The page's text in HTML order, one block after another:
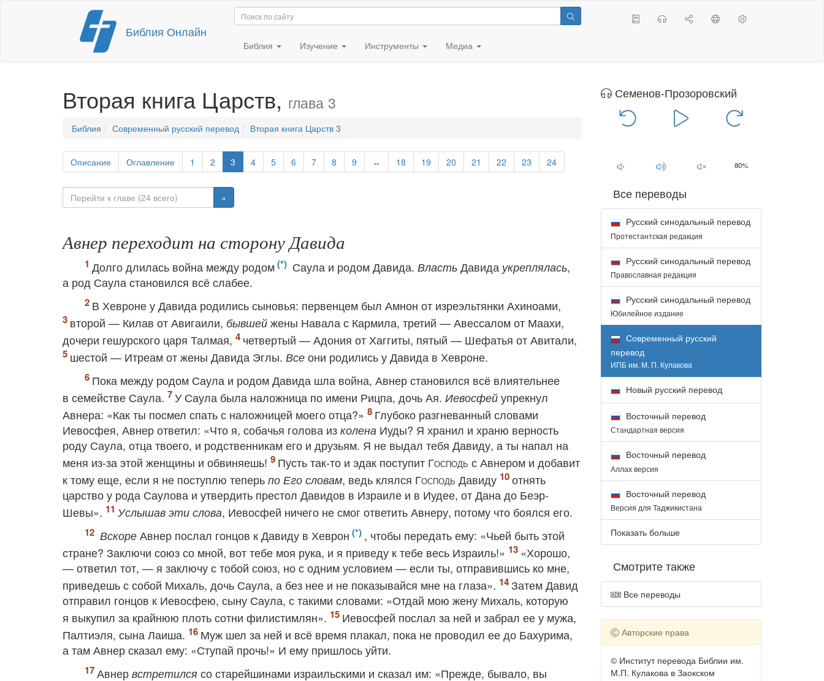
Перейти
содержимому
Библия Онлайн
Библия Изучение Инструменты Медиа
Вторая книга Царств, глава 3
Библия Современный русский перевод Вторая книга Царств 3
Описание Оглавление 1 2 3 4 5 6 7 8 9 ↔ 18 19 20 21 22 23 24
»
Авнер переходит на сторону Давида
Долго длилась война между родом Саула и родом Давида. Власть Давида укреплялась,
а род Саула становился всё слабее.
В Хевроне у Давида родились сыновья: первенцем был Амнон от изреэльтянки Ахиноами,
второй — Килав от Авигаили, бывшей жены Навала с Кармила, третий — Авессалом от Маахи,
дочери гешурского царя Талмая,
четвертый — Адония от Хаггиты, пятый — Шефатья от Авитали,
шестой — Итреам от жены Давида Эглы. Все они родились у Давида в Хевроне.
Пока между родом Саула и родом Давида шла война, Авнер становился всё влиятельнее
в семействе Саула.
У Саула была наложница по имени Рицпа, дочь Ая. Иевосфей упрекнул
Авнера: «Как ты посмел спать с наложницей моего отца?»
Глубоко разгневанный словами
Иевосфея, Авнер ответил: «Что я, собачья голова из колена Иуды? Я хранил и храню верность
роду Саула, отца твоего, и родственникам его и друзьям. Я не выдал тебя Давиду, а ты напал на
меня из-за этой женщины и обвиняешь!
Пусть так-то и эдак поступит Господь с Авнером и добавит
к тому еще, если я не поступлю теперь по Его словам, ведь клялся Господь Давиду
отнять
царство у рода Саулова и утвердить престол Давидов в Израиле и в Иудее, от Дана до Беэр-
Шевы».
Услышав эти слова, Иевосфей ничего не смог ответить Авнеру, потому что боялся его.
Вскоре Авнер послал гонцов к Давиду в Хеврон
, чтобы передать ему: «Чьей быть этой
стране? Заключи союз со мной, вот тебе моя рука, и я приведу к тебе весь Израиль!»
«Хорошо,
— ответил тот, — я заключу с тобой союз, но с одним условием — если ты, отправившись ко мне,
приведешь с собой Михаль, дочь Саула, а без нее и не показывайся мне на глаза».
Затем Давид
отправил гонцов к Иевосфею, сыну Саула, с такими словами: «Отдай мою жену Михаль, которую
я выкупил за крайнюю плоть сотни филистимлян».
Иевосфей послал за ней и забрал ее у мужа,
Палтиэля, сына Лаиша.
Муж шел за ней и всё время плакал, пока не проводил ее до Бахурима,
а там Авнер сказал ему: «Ступай прочь!» И ему пришлось уйти.
Авнер встретился со старейшинами израильскими и сказал им: «Прежде, бывало, вы
Семенов-Прозоровский
80%
Все переводы
Русский синодальный перевод
Протестантская редакция
Русский синодальный перевод
Православная редакция
Русский синодальный перевод
Юбилейное издание
Современный русский
перевод
ИПБ им. М. П. Кулакова
Новый русский перевод
Восточный перевод
Стандартная версия
Восточный перевод
Аллах версия
Восточный перевод
Версия для Таджикистана
Показать больше
Смотрите также
Все переводы
Авторские права
© Институт перевода Библии им.
М.П. Кулакова в Заокском